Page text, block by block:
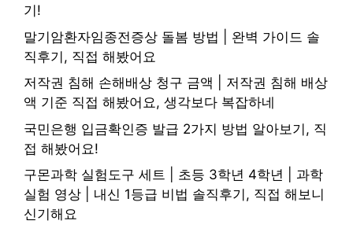
기!
말기암환자임종전증상 돌봄 방법 | 완벽 가이드 솔
직후기, 직접 해봤어요
저작권 침해 손해배상 청구 금액 | 저작권 침해 배상
액 기준 직접 해봤어요, 생각보다 복잡하네
국민은행 입금확인증 발급 2가지 방법 알아보기, 직
접 해봤어요!
구몬과학 실험도구 세트 | 초등 3학년 4학년 | 과학
실험 영상 | 내신 1등급 비법 솔직후기, 직접 해보니
신기해요